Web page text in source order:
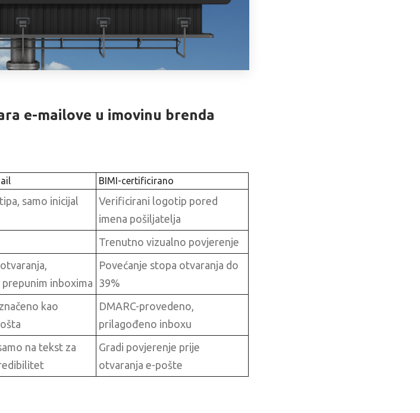
e-mailove u imovinu brenda
BIMI-certificirano
samo inicijal
Verificirani logotip pored
imena pošiljatelja
Trenutno vizualno povjerenje
inboxima
Povećanje stopa otvaranja do
39%
kao
DMARC-provedeno,
prilagođeno inboxu
na tekst za
Gradi povjerenje prije
otvaranja e-pošte